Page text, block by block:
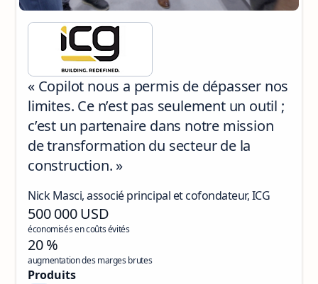
« Copilot nous a permis de dépasser nos
limites. Ce n’est pas seulement un outil ;
c’est un partenaire dans notre mission
de transformation du secteur de la
construction. »
Nick Masci, associé principal et cofondateur, ICG
500 000 USD
économisés en coûts évités
20 %
augmentation des marges brutes
Produits